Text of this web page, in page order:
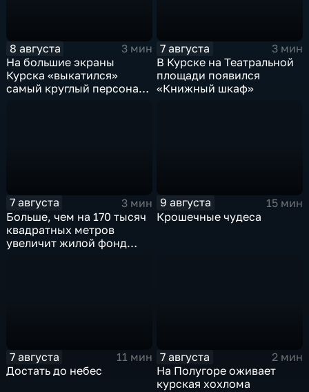
8 августа
3 мин
На большие экраны
Курска «выкатился»
самый круглый персонаж
7 августа
3 мин
В Курске на Театральной
площади появился
«Книжный шкаф»
7 августа
3 мин
Больше, чем на 170 тысяч
квадратных метров
увеличит жилой фонд
9 августа
15 мин
Крошечные чудеса
7 августа
11 мин
Достать до небес
7 августа
2 мин
На Полугоре оживает
курская хохлома